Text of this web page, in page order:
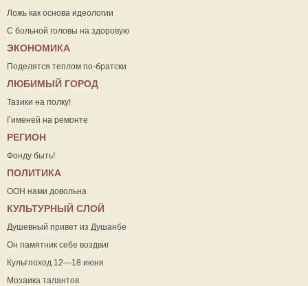
Ложь как основа идеологии
С больной головы на здоровую
ЭКОНОМИКА
Поделятся теплом по-братски
ЛЮБИМЫЙ ГОРОД
Тазики на полку!
Гименей на ремонте
РЕГИОН
Фонду быть!
ПОЛИТИКА
ООН нами довольна
КУЛЬТУРНЫЙ СЛОЙ
Душевный привет из Душанбе
Он памятник себе воздвиг
Культпоход 12—18 июня
Мозаика талантов